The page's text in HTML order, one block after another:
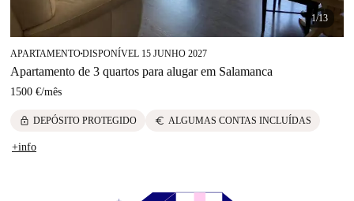
1/13
APARTAMENTO■DISPONÍVEL 15 JUNHO 2027
Apartamento de 3 quartos para alugar em Salamanca
1500 €/mês
lock DEPÓSITO PROTEGIDO euro ALGUMAS CONTAS INCLUÍDAS
+info